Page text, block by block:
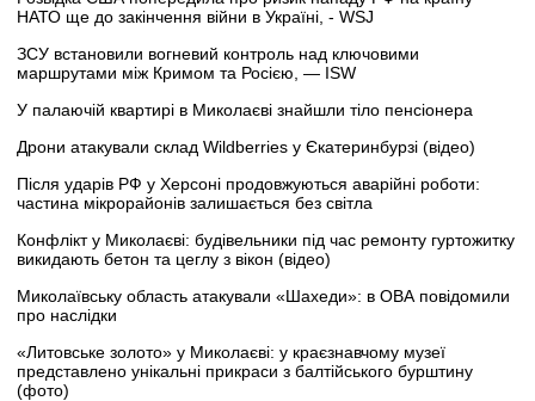
НАТО ще до закінчення війни в Україні, - WSJ
ЗСУ встановили вогневий контроль над ключовими
маршрутами між Кримом та Росією, — ISW
У палаючій квартирі в Миколаєві знайшли тіло пенсіонера
Дрони атакували склад Wildberries у Єкатеринбурзі (відео)
Після ударів РФ у Херсоні продовжуються аварійні роботи:
частина мікрорайонів залишається без світла
Конфлікт у Миколаєві: будівельники під час ремонту гуртожитку
викидають бетон та цеглу з вікон (відео)
Миколаївську область атакували «Шахеди»: в ОВА повідомили
про наслідки
«Литовське золото» у Миколаєві: у краєзнавчому музеї
представлено унікальні прикраси з балтійського бурштину
(фото)